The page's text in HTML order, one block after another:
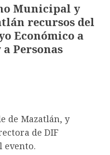
Municipal y
recursos del
Económico a
Personas
de Mazatlán, y
de DIF
evento.